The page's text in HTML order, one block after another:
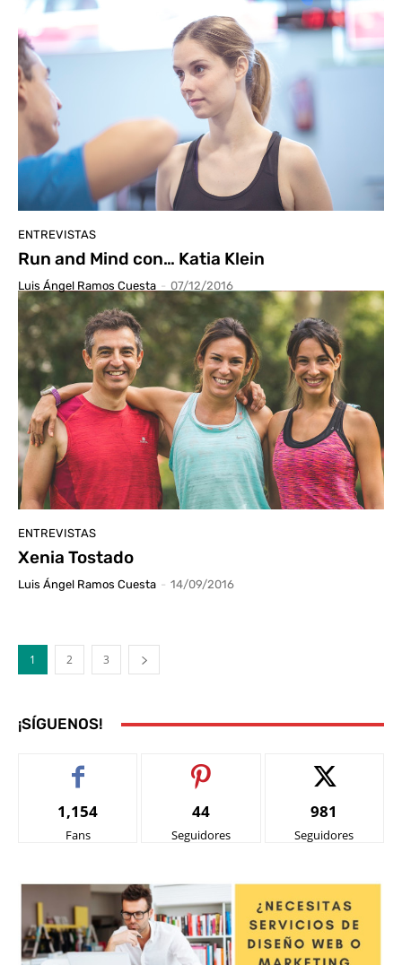
ENTREVISTAS
Run and Mind con… Katia Klein
Luis Ángel Ramos Cuesta - 07/12/2016
ENTREVISTAS
Xenia Tostado
Luis Ángel Ramos Cuesta - 14/09/2016
1 2 3
¡SÍGUENOS!
1,154
Fans
44
Seguidores
981
Seguidores